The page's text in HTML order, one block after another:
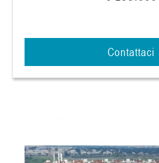
Contattaci
3